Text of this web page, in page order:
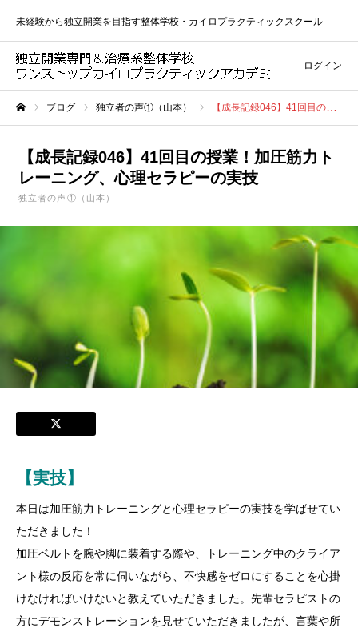
未経験から独立開業を目指す整体学校・カイロプラクティックスクール
ログイン
ブログ 独立者の声①（山本） 【成長記録046】41回目の授業！加圧筋力トレーニング、心理セラピーの実技
【成長記録046】41回目の授業！加圧筋力ト
レーニング、心理セラピーの実技
独立者の声①（山本）
【実技】
本日は加圧筋力トレーニングと心理セラピーの実技を学ばせてい
ただきました！
加圧ベルトを腕や脚に装着する際や、トレーニング中のクライア
ント様の反応を常に伺いながら、不快感をゼロにすることを心掛
けなければいけないと教えていただきました。先輩セラピストの
方にデモンストレーションを見せていただきましたが、言葉や所